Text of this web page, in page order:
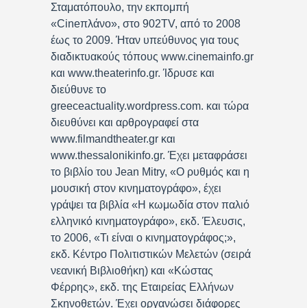
Σταματόπουλο, την εκπομπή
«Cineπλάνο», στο 902TV, από το 2008
έως το 2009. Ήταν υπεύθυνος για τους
διαδικτυακούς τόπους www.cinemainfo.gr
και www.theaterinfo.gr. Ίδρυσε και
διεύθυνε το
greeceactuality.wordpress.com. και τώρα
διευθύνει και αρθρογραφεί στα
www.filmandtheater.gr και
www.thessalonikinfo.gr. Έχει μεταφράσει
το βιβλίο του Jean Mitry, «Ο ρυθμός και η
μουσική στον κινηματογράφο», έχει
γράψει τα βιβλία «Η κωμωδία στον παλιό
ελληνικό κινηματογράφο», εκδ. Έλευσις,
το 2006, «Τι είναι ο κινηματογράφος;»,
εκδ. Κέντρο Πολιτιστικών Μελετών (σειρά
νεανική Βιβλιοθήκη) και «Κώστας
Φέρρης», εκδ. της Εταιρείας Ελλήνων
Σκηνοθετών. Έχει οργανώσει διάφορες